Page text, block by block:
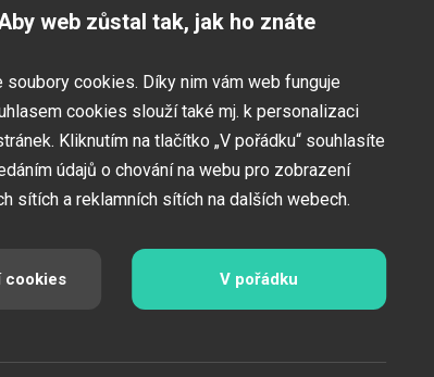
svatbu,
Pak jste
umělce na Vaši
akcí.
Máte zájem o
web zůstal tak, jak ho znáte
soubory cookies. Díky nim vám web funguje
cookies slouží také mj. k personalizaci
Kliknutím na tlačítko „V pořádku“ souhlasíte
údajů o chování na webu pro zobrazení
sítích a reklamních sítích na dalších webech.
cookies V pořádku